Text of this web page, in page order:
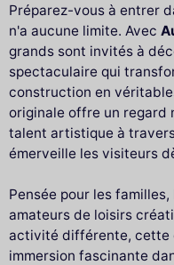
Préparez-vous à entrer
n'a aucune limite. Avec
grands sont invités à
spectaculaire qui
construction en
originale offre un regard
talent artistique à
émerveille les visiteurs
Pensée pour les
amateurs de loisirs
activité différente, cette
immersion fascinante